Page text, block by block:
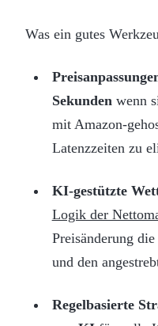
Was ein gutes
Sekunden wenn
mit Amazon-
Latenzzeiten zu
KI-gestützte
Logik der
Preisänderung
und den
Regelbasierte